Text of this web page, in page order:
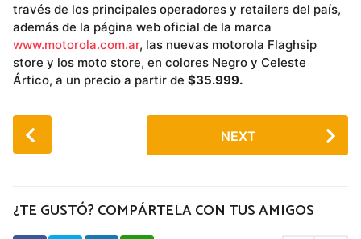
través de los principales operadores y retailers del país,
además de la página web oficial de la marca
www.motorola.com.ar, las nuevas motorola Flaghsip
store y los moto store, en colores Negro y Celeste
Ártico, a un precio a partir de $35.999.
P
o
P
a
NEXT
¿TE GUSTÓ? COMPÁRTELA CON TUS AMIGOS